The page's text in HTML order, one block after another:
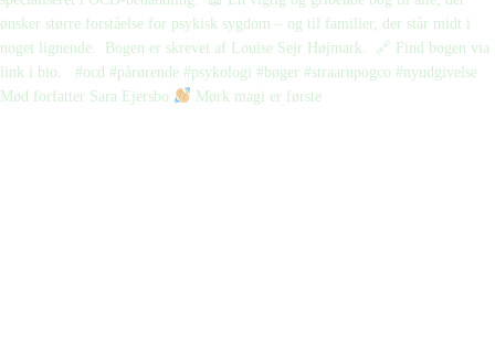
Mød forfatter Sara Ejersbo Mørk magi er første